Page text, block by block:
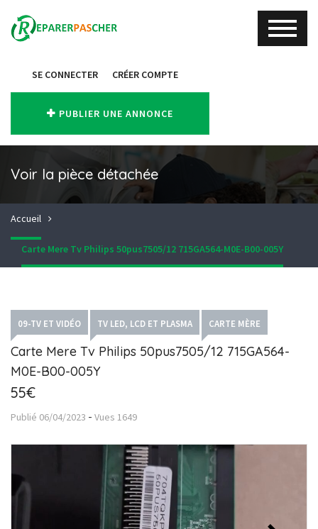
SE CONNECTER CRÉER COMPTE
PUBLIER UNE ANNONCE
Voir la pièce détachée
Accueil
Carte Mere Tv Philips 50pus7505/12 715GA564-M0E-B00-005Y
09-TV ET VIDÉO TV LED, LCD ET PLASMA CARTE MÈRE
Carte Mere Tv Philips 50pus7505/12 715GA564-
M0E-B00-005Y
55€
Publié 06/04/2023 - Vues 1649